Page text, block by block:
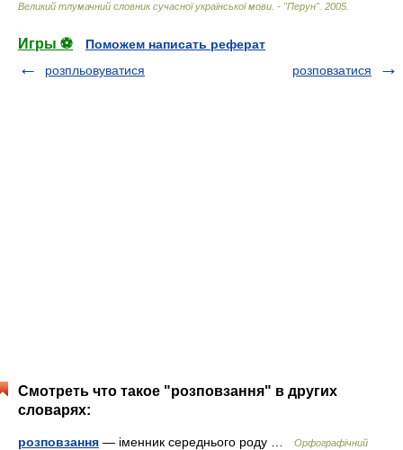
Великий тлумачний словник сучасної української мови. - "Перун". 2005
Игры ⚽
Поможем написать реферат
розпльовуватися
розповзатися
Смотреть что такое "розповзання" в других
словарях:
розповзання — іменник середнього роду …
Орфографічний